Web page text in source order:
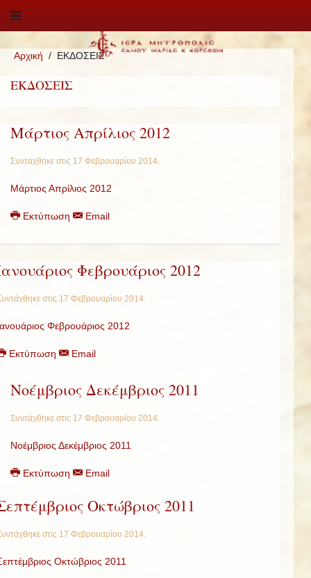
Αρχική ΕΚΔΟΣΕΙΣ
ΕΚΔΟΣΕΙΣ
Μάρτιος Απρίλιος 2012
Συντάχθηκε στις 17 Φεβρουαρίου 2014.
Μάρτιος Απρίλιος 2012
Εκτύπωση Email
Φεβρουάριος 2012
στις 17 Φεβρουαρίου 2014.
Φεβρουάριος 2012
Εκτύπωση Email
Νοέμβριος Δεκέμβριος 2011
Συντάχθηκε στις 17 Φεβρουαρίου 2014.
Νοέμβριος Δεκέμβριος 2011
Εκτύπωση Email
Οκτώβριος 2011
στις 17 Φεβρουαρίου 2014.
Οκτώβριος 2011